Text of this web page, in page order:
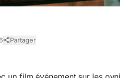
Partager